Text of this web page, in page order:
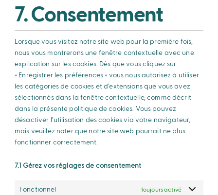
7. Consentement
Lorsque vous visitez notre site web pour la première fois,
nous vous montrerons une fenêtre contextuelle avec une
explication sur les cookies. Dès que vous cliquez sur
« Enregistrer les préférences » vous nous autorisez à utiliser
les catégories de cookies et d’extensions que vous avez
sélectionnés dans la fenêtre contextuelle, comme décrit
dans la présente politique de cookies. Vous pouvez
désactiver l’utilisation des cookies via votre navigateur,
mais veuillez noter que notre site web pourrait ne plus
fonctionner correctement.
7.1 Gérez vos réglages de consentement
Fonctionnel Toujours activé